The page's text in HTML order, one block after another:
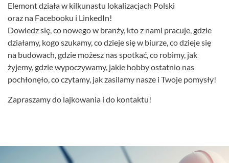
Elemont działa w kilkunastu lokalizacjach Polski
oraz na Facebooku i LinkedIn!
Dowiedz się, co nowego w branży, kto z nami pracuje, gdzie
działamy, kogo szukamy, co dzieje się w biurze, co dzieje się
na budowach, gdzie możesz nas spotkać, co robimy, jak
żyjemy, gdzie wypoczywamy, jakie hobby ostatnio nas
pochłonęło, co czytamy, jak zasilamy nasze i Twoje pomysły!
Zapraszamy do lajkowania i do kontaktu!